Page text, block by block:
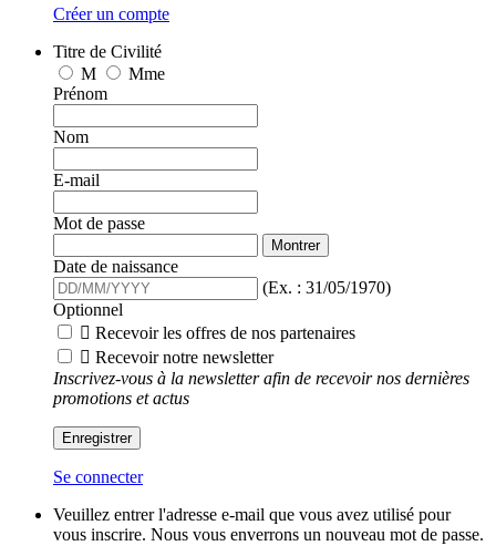
Créer un compte
Titre de Civilité
M
Mme
Prénom
Nom
E-mail
Mot de passe
Montrer
Date de naissance
(Ex. : 31/05/1970)
Optionnel
 Recevoir les offres de nos partenaires
 Recevoir notre newsletter
Inscrivez-vous à la newsletter afin de recevoir nos dernières
promotions et actus
Enregistrer
Se connecter
Veuillez entrer l'adresse e-mail que vous avez utilisé pour
vous inscrire. Nous vous enverrons un nouveau mot de passe.